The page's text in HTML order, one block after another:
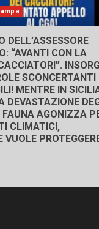
DELL’ASSESSORE
“AVANTI CON LA
SCONCERTANTI
MENTRE IN
DEVASTAZIONE
FAUNA AGONIZZA
CLIMATICI,
VUOLE